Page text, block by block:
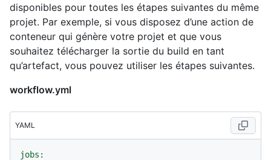
disponibles pour toutes les étapes suivantes du même
projet. Par exemple, si vous disposez d’une action de
conteneur qui génère votre projet et que vous
souhaitez télécharger la sortie du build en tant
qu’artefact, vous pouvez utiliser les étapes suivantes.
workflow.yml
YAML
jobs: